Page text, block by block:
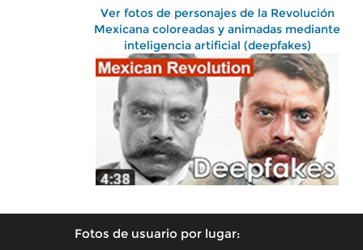
Ver fotos de personajes de la Revolución
Mexicana coloreadas y animadas mediante
inteligencia artificial (deepfakes)
Fotos de usuario por lugar: